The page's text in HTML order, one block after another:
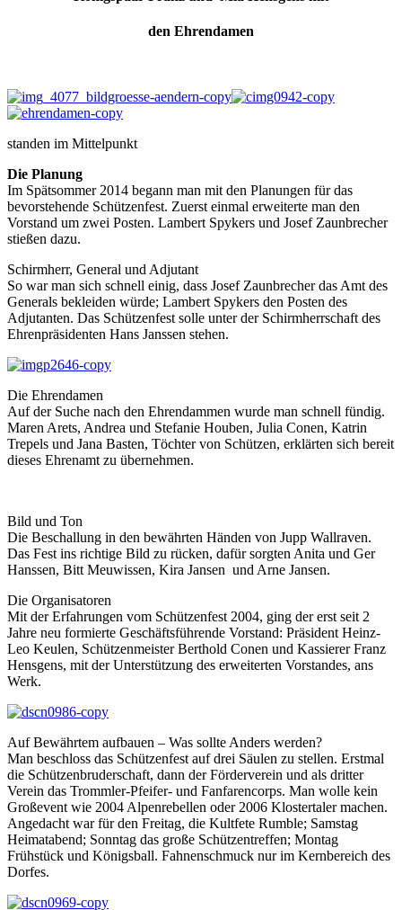
den Ehrendamen
standen im Mittelpunkt
Die Planung
Im Spätsommer 2014 begann man mit den Planungen für das
bevorstehende Schützenfest. Zuerst einmal erweiterte man den
Vorstand um zwei Posten. Lambert Spykers und Josef Zaunbrecher
stießen dazu.
Schirmherr, General und Adjutant
So war man sich schnell einig, dass Josef Zaunbrecher das Amt des
Generals bekleiden würde; Lambert Spykers den Posten des
Adjutanten. Das Schützenfest solle unter der Schirmherrschaft des
Ehrenpräsidenten Hans Janssen stehen.
Die Ehrendamen
Auf der Suche nach den Ehrendammen wurde man schnell fündig.
Maren Arets, Andrea und Stefanie Houben, Julia Conen, Katrin
Trepels und Jana Basten, Töchter von Schützen, erklärten sich bereit
dieses Ehrenamt zu übernehmen.
Bild und Ton
Die Beschallung in den bewährten Händen von Jupp Wallraven.
Das Fest ins richtige Bild zu rücken, dafür sorgten Anita und Ger
Hanssen, Bitt Meuwissen, Kira Jansen und Arne Jansen.
Die Organisatoren
Mit der Erfahrungen vom Schützenfest 2004, ging der erst seit 2
Jahre neu formierte Geschäftsführende Vorstand: Präsident Heinz-
Leo Keulen, Schützenmeister Berthold Conen und Kassierer Franz
Hensgens, mit der Unterstützung des erweiterten Vorstandes, ans
Werk.
Auf Bewährtem aufbauen – Was sollte Anders werden?
Man beschloss das Schützenfest auf drei Säulen zu stellen. Erstmal
die Schützenbruderschaft, dann der Förderverein und als dritter
Verein das Trommler-Pfeifer- und Fanfarencorps. Man wolle kein
Großevent wie 2004 Alpenrebellen oder 2006 Klostertaler machen.
Angedacht war für den Freitag, die Kultfete Rumble; Samstag
Heimatabend; Sonntag das große Schützentreffen; Montag
Frühstück und Königsball. Fahnenschmuck nur im Kernbereich des
Dorfes.